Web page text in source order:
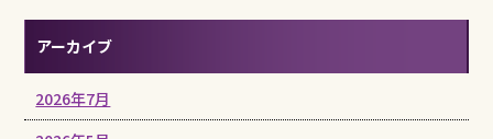
アーカイブ
2026年7月